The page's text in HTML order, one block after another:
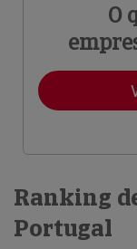
O
Ranking
Portugal